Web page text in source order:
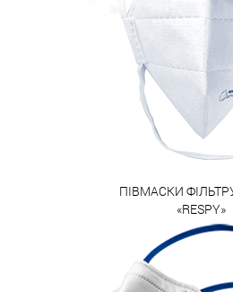
ПІВМАСКИ
«RESPY»